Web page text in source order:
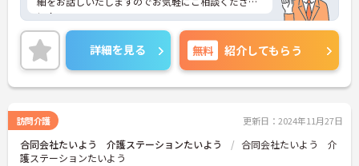
い！
詳細を見る 無料 紹介してもらう
訪問介護 更新日：2024年11月27日
合同会社たいよう 介護ステーションたいよう
合同会社たいよう 介
護ステーションたいよう